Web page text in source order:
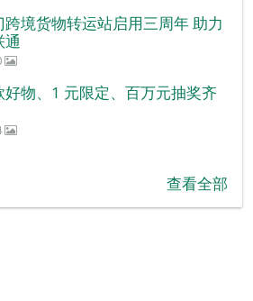
境货物转运站启用三周年 助力
通
物、1 元限定、百万元抽奖齐
查看全部